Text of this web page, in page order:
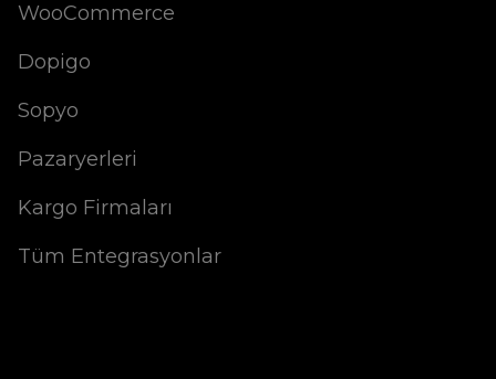
WooCommerce
Dopigo
Sopyo
Pazaryerleri
Kargo Firmaları
Tüm Entegrasyonlar